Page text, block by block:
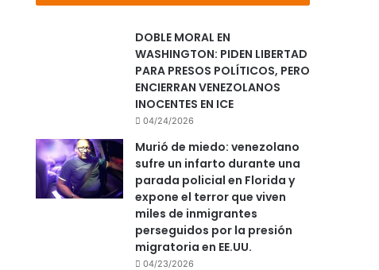
DOBLE MORAL EN
WASHINGTON: PIDEN LIBERTAD
PARA PRESOS POLÍTICOS, PERO
ENCIERRAN VENEZOLANOS
INOCENTES EN ICE
04/24/2026
Murió de miedo: venezolano
sufre un infarto durante una
parada policial en Florida y
expone el terror que viven
miles de inmigrantes
perseguidos por la presión
migratoria en EE.UU.
04/23/2026